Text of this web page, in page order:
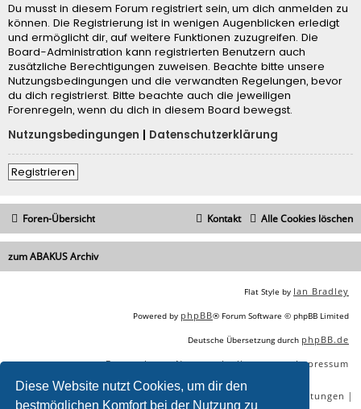
Diese Website nutzt Cookies, um dir den
bestmöglichen Komfort bei der Nutzung zu
Du musst in diesem Forum registriert sein, um dich anmelden zu
können. Die Registrierung ist in wenigen Augenblicken erledigt
und ermöglicht dir, auf weitere Funktionen zuzugreifen. Die
Board-Administration kann registrierten Benutzern auch
zusätzliche Berechtigungen zuweisen. Beachte bitte unsere
Nutzungsbedingungen und die verwandten Regelungen, bevor
du dich registrierst. Bitte beachte auch die jeweiligen
Forenregeln, wenn du dich in diesem Board bewegst.
Nutzungsbedingungen
Datenschutzerklärung
Registrieren
Foren-Übersicht Alle Cookies löschen
Kontakt
zum ABAKUS Archiv
Flat Style by Ian Bradley
Powered by phpBB® Forum Software © phpBB Limited
Deutsche Übersetzung durch phpBB.de
Datenschutz|Nutzungsbedingungen|Impressum
SEO Online Tools SEO Dienstleistungen |